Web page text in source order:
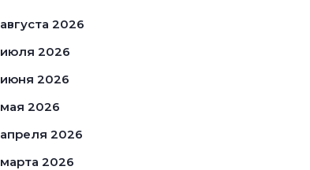
августа 2026
июля 2026
июня 2026
мая 2026
апреля 2026
марта 2026